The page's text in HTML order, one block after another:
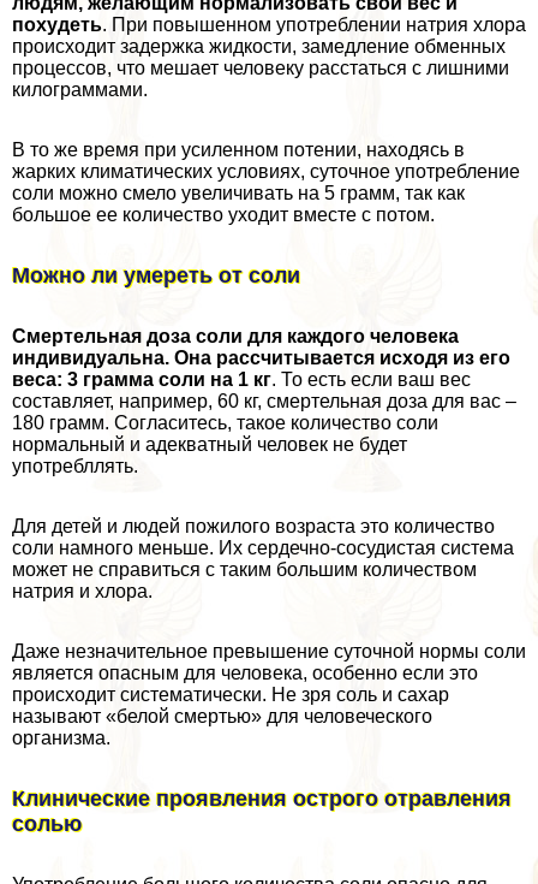
похудеть. При повышенном употрeблении натрия хлора
происходит задержка жидкости, замедление обменных
процессов, что мешает человеку расстаться с лишними
килограммами.
В то же время при усиленном потении, находясь в
жарких климатических условиях, суточное употрeбление
соли можно смело увеличивать на 5 грамм, так как
большое ее количество уходит вместе с потом.
Можно ли умереть от соли
Смертельная доза соли для каждого человека
индивидуальна. Она рассчитывается исходя из его
веса: 3 грамма соли на 1 кг. То есть если ваш вес
составляет, например, 60 кг, cмepтельная доза для вас –
180 грамм. Согласитесь, такое количество соли
нормальный и адекватный человек не будет
употрeбллять.
Для детей и людей пожилого возраста это количество
соли намного меньше. Их сердечно-сосудистая система
может не справиться с таким большим количеством
натрия и хлора.
Даже незначительное превышение суточной нормы соли
является опасным для человека, особенно если это
происходит систематически. Не зря соль и сахар
называют «белой cмepтью» для человеческого
организма.
Клинические проявления острого отравления
солью